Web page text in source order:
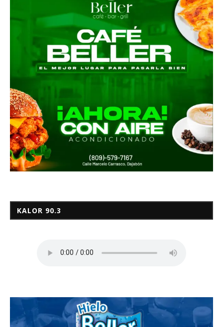
KALOR 90.3